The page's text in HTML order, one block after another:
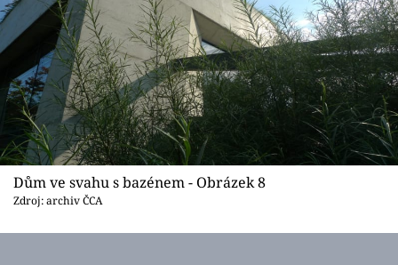
Dům ve svahu s bazénem - Obrázek 8
Zdroj: archiv ČCA